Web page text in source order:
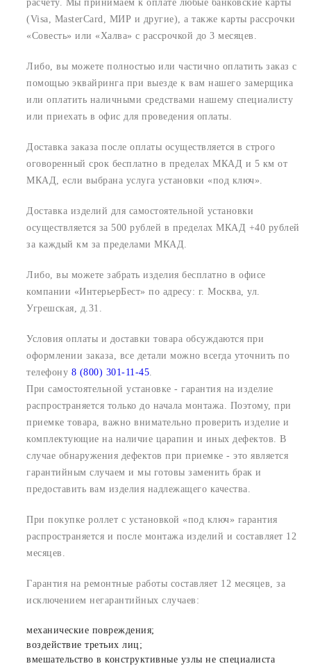
расчету. Мы принимаем к оплате любые банковские карты
(Visa, MasterCard, МИР и другие), а также карты рассрочки
«Совесть» или «Халва» с рассрочкой до 3 месяцев.
Либо, вы можете полностью или частично оплатить заказ с
помощью эквайринга при выезде к вам нашего замерщика
или оплатить наличными средствами нашему специалисту
или приехать в офис для проведения оплаты.
Доставка заказа после оплаты осуществляется в строго
оговоренный срок бесплатно в пределах МКАД и 5 км от
МКАД, если выбрана услуга установки «под ключ».
Доставка изделий для самостоятельной установки
осуществляется за 500 рублей в пределах МКАД +40 рублей
за каждый км за пределами МКАД.
Либо, вы можете забрать изделия бесплатно в офисе
компании «ИнтерьерБест» по адресу: г. Москва, ул.
Угрешская, д.31.
Условия оплаты и доставки товара обсуждаются при
оформлении заказа, все детали можно всегда уточнить по
телефону 8 (800) 301-11-45
При самостоятельной установке - гарантия на изделие
распространяется только до начала монтажа. Поэтому, при
приемке товара, важно внимательно проверить изделие и
комплектующие на наличие царапин и иных дефектов. В
случае обнаружения дефектов при приемке - это является
гарантийным случаем и мы готовы заменить брак и
предоставить вам изделия надлежащего качества.
При покупке роллет с установкой «под ключ» гарантия
распространяется и после монтажа изделий и составляет 12
месяцев.
Гарантия на ремонтные работы составляет 12 месяцев, за
исключением негарантийных случаев:
механические повреждения;
воздействие третьих лиц;
вмешательство в конструктивные узлы не специалиста